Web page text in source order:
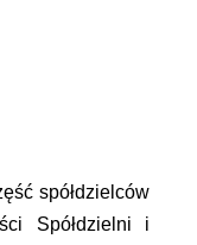
spółdzielców
Spółdzielni i